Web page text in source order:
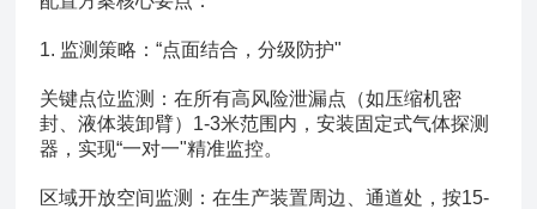
1. 监测策略：“点面结合，分级防护"
关键点位监测：在所有高风险泄漏点（如压缩机密
封、液体装卸臂）1-3米范围内，安装固定式气体探测
器，实现“一对一"精准监控。
区域开放空间监测：在生产装置周边、通道处，按15-